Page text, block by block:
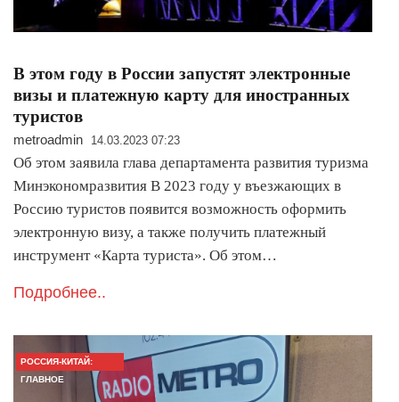
В этом году в России запустят электронные
визы и платежную карту для иностранных
туристов
metroadmin 14.03.2023 07:23
Об этом заявила глава департамента развития туризма
Минэкономразвития В 2023 году у въезжающих в
Россию туристов появится возможность оформить
электронную визу, а также получить платежный
инструмент «Карта туриста». Об этом…
Подробнее..
РОССИЯ-КИТАЙ:
ГЛАВНОЕ